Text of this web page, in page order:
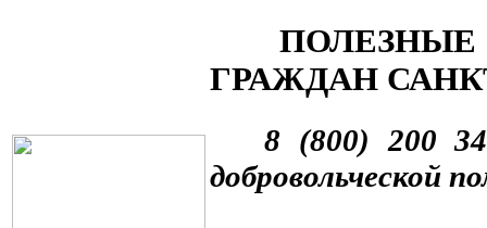
ПОЛЕЗНЫЕ
ГРАЖДАН
8 (800) 200
добровольческой